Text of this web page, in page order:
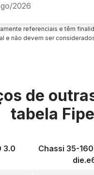
2026
referenciais e têm
e não devem ser
de
tabela Fipe
3.0
Chassi 35-